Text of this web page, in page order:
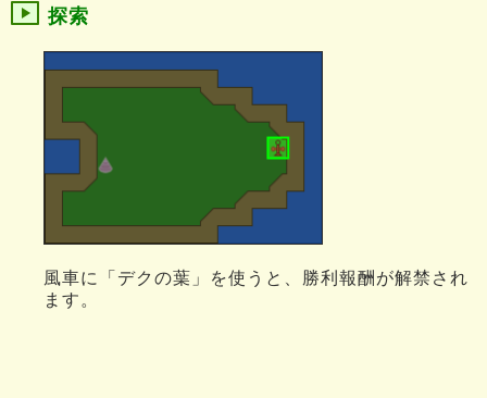
探索
風車に「デクの葉」を使うと、勝利報酬が解禁され
ます。